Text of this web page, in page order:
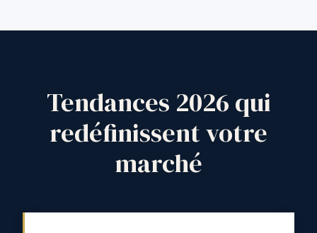
Tendances 2026 qui
redéfinissent votre
marché